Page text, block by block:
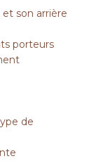
son arrière
porteurs
de